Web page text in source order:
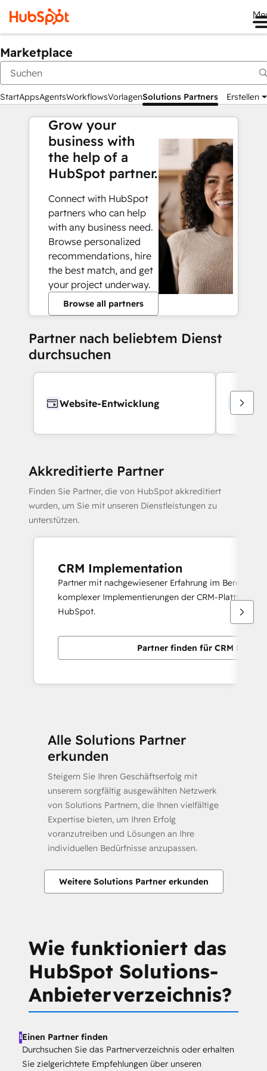
Marketplace
StartAppsAgentsWorkflowsVorlagenSolutions Partners Erstellen
Grow your
business with
the help of a
HubSpot partner.
Connect with HubSpot
partners who can help
with any business need.
Browse personalized
recommendations, hire
the best match, and get
your project underway.
Browse all partners
Partner nach beliebtem Dienst
durchsuchen
Website-Entwicklung
Akkreditierte Partner
Finden Sie Partner, die von HubSpot akkreditiert
wurden, um Sie mit unseren Dienstleistungen zu
unterstützen.
CRM Implementation
Partner mit nachgewiesener Erfahrung im
komplexer Implementierungen der CRM-Plattform
HubSpot.
Partner finden für CRM
Alle Solutions Partner
erkunden
Steigern Sie Ihren Geschäftserfolg mit
unserem sorgfältig ausgewählten Netzwerk
von Solutions Partnern, die Ihnen vielfältige
Expertise bieten, um Ihren Erfolg
voranzutreiben und Lösungen an Ihre
individuellen Bedürfnisse anzupassen.
Weitere Solutions Partner erkunden
Wie funktioniert das
HubSpot Solutions-
Anbieterverzeichnis?
1Einen Partner finden
Durchsuchen Sie das Partnerverzeichnis oder erhalten
Sie zielgerichtete Empfehlungen über unseren